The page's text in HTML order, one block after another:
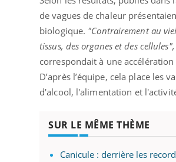
de vagues de chaleur
biologique. "Contrairement au
tissus, des organes et des cellules",
correspondait à une
D’après l’équipe, cela place les
d'alcool, l'alimentation et
SUR LE MÊME THÈME
Canicule : derrière les
patients comme parfois chez les soignants.